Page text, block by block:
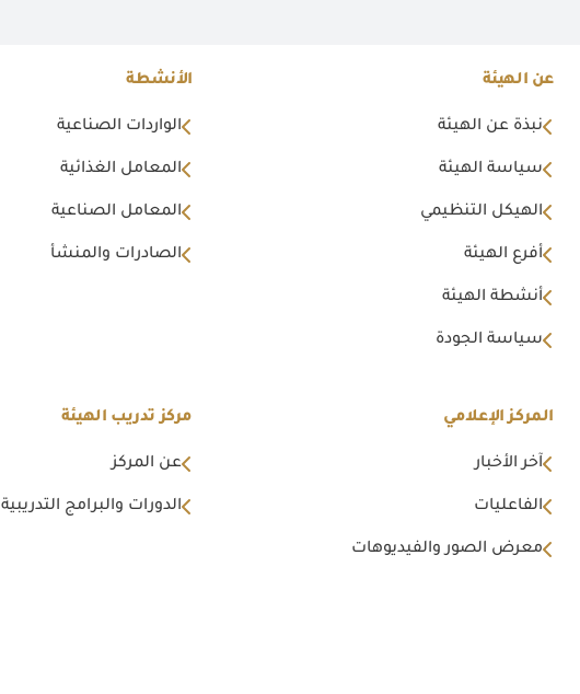
عن الهيئة
نبذة عن الهيئة
سياسة الهيئة
الهيكل التنظيمي
أفرع الهيئة
أنشطة الهيئة
سياسة الجودة
الأنشطة
الواردات الصناعية
المعامل الغذائية
المعامل الصناعية
الصادرات والمنشأ
المركز الإعلامي
آخر الأخبار
الفاعليات
معرض الصور والفيديوهات
مركز تدريب الهيئة
عن المركز
الدورات والبرامج التدريبية